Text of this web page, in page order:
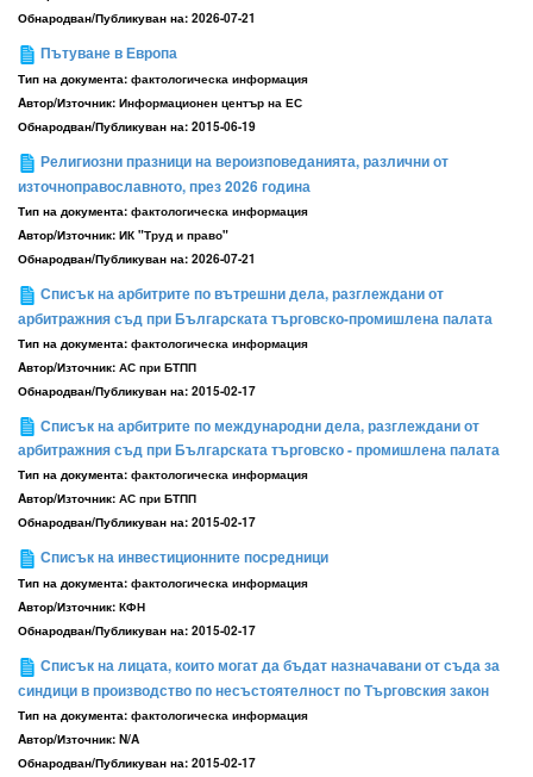
Обнародван/Публикуван на: 2026-07-21
Пътуване в Европа
Тип на документа: фактологическа информация
Aвтор/Източник: Информационен център на ЕС
Обнародван/Публикуван на: 2015-06-19
Религиозни празници на вероизповеданията, различни от
източноправославното, през 2026 година
Тип на документа: фактологическа информация
Aвтор/Източник: ИК "Труд и право"
Обнародван/Публикуван на: 2026-07-21
Списък на арбитрите по вътрешни дела, разглеждани от
арбитражния съд при Българската търговско-промишлена палата
Тип на документа: фактологическа информация
Aвтор/Източник: АС при БТПП
Обнародван/Публикуван на: 2015-02-17
Списък на арбитрите по международни дела, разглеждани от
арбитражния съд при Българската търговско - промишлена палата
Тип на документа: фактологическа информация
Aвтор/Източник: АС при БТПП
Обнародван/Публикуван на: 2015-02-17
Списък на инвестиционните посредници
Тип на документа: фактологическа информация
Aвтор/Източник: КФН
Обнародван/Публикуван на: 2015-02-17
Списък на лицата, които могат да бъдат назначавани от съда за
синдици в производство по несъстоятелност по Търговския закон
Тип на документа: фактологическа информация
Aвтор/Източник: N/A
Обнародван/Публикуван на: 2015-02-17